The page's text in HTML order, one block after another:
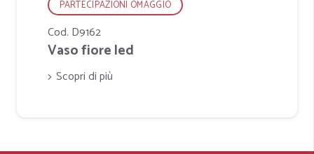
PARTECIPAZIONI OMAGGIO
Cod. D9162
Vaso fiore led
Scopri di più